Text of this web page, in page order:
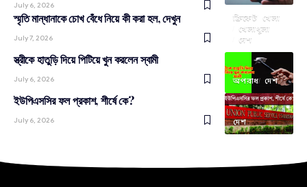
July 6, 2026
ক্রিকেট
খেলা
খেলাধূলা
দেশ
স্মৃতি মান্ধানাকে চোখ বেঁধে নিয়ে কী করা হল, দেখুন
July 7, 2026
অপরাধ দেশ
স্ত্রীকে হাতুড়ি দিয়ে পিটিয়ে খুন করলেন স্বামী
July 6, 2026
দেশ
ইউপিএসসির ফল প্রকাশ, শীর্ষে কে?
July 6, 2026